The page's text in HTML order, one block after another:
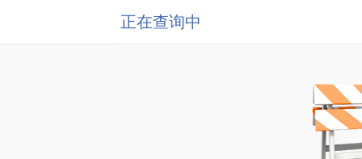
正在查询中